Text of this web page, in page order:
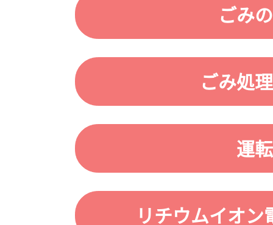
ごみ
ごみ処
運
リチウムイオ